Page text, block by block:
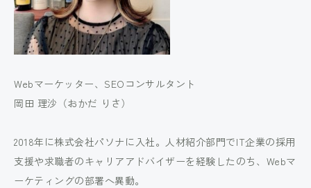
Webマーケッター、SEOコンサルタント
岡田 理沙（おかだ りさ）
2018年に株式会社パソナに入社。人材紹介部門でIT企業の採用
支援や求職者のキャリアアドバイザーを経験したのち、Webマ
ーケティングの部署へ異動。